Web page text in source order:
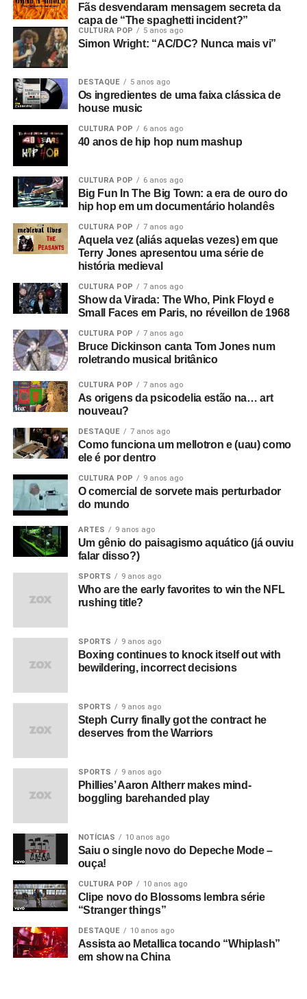
Fãs desvendaram mensagem secreta da
capa de “The spaghetti incident?”
CULTURA POP 5 anos ago
Simon Wright: “AC/DC? Nunca mais vi”
DESTAQUE 5 anos ago
Os ingredientes de uma faixa clássica de
house music
CULTURA POP 6 anos ago
40 anos de hip hop num mashup
CULTURA POP 6 anos ago
Big Fun In The Big Town: a era de ouro do
hip hop em um documentário holandês
CULTURA POP 7 anos ago
Aquela vez (aliás aquelas vezes) em que
Terry Jones apresentou uma série de
história medieval
CULTURA POP 7 anos ago
Show da Virada: The Who, Pink Floyd e
Small Faces em Paris, no réveillon de 1968
CULTURA POP 7 anos ago
Bruce Dickinson canta Tom Jones num
roletrando musical britânico
CULTURA POP 7 anos ago
As origens da psicodelia estão na… art
nouveau?
DESTAQUE 7 anos ago
Como funciona um mellotron e (uau) como
ele é por dentro
CULTURA POP 9 anos ago
O comercial de sorvete mais perturbador
do mundo
ARTES 9 anos ago
Um gênio do paisagismo aquático (já ouviu
falar disso?)
SPORTS 9 anos ago
Who are the early favorites to win the NFL
rushing title?
SPORTS 9 anos ago
Boxing continues to knock itself out with
bewildering, incorrect decisions
SPORTS 9 anos ago
Steph Curry finally got the contract he
deserves from the Warriors
SPORTS 9 anos ago
Phillies’ Aaron Altherr makes mind-
boggling barehanded play
NOTÍCIAS 10 anos ago
Saiu o single novo do Depeche Mode –
ouça!
CULTURA POP 10 anos ago
Clipe novo do Blossoms lembra série
“Stranger things”
DESTAQUE 10 anos ago
Assista ao Metallica tocando “Whiplash”
em show na China